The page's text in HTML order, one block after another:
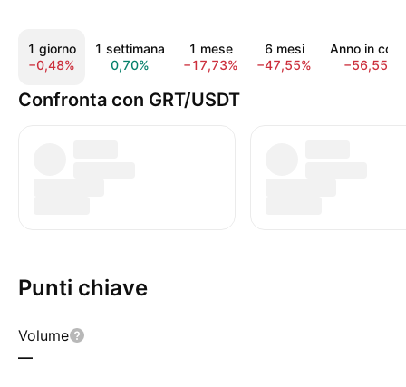
1 giorno
−0,48%
1 settimana
0,70%
1 mese
−17,73%
6 mesi
−47,55%
Anno in
−56,55%
Confronta con GRT/USDT
Punti chiave
Volume
—